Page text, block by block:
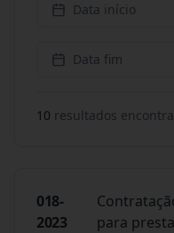
Data início
Data fim
10 resultados
018-
2023
para